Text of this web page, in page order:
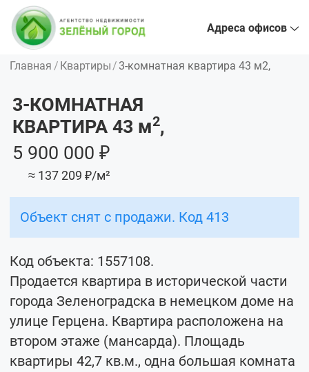
Адреса офисов
Главная Квартиры 3-комнатная квартира 43 м2,
3-КОМНАТНАЯ
КВАРТИРА 43 м2,
5 900 000 ₽
≈ 137 209 ₽/м²
Объект снят с продажи. Код 413
Код объекта: 1557108.
Продается квартира в исторической части
города Зеленоградска в немецком доме на
улице Герцена. Квартира расположена на
втором этаже (мансарда). Площадь
квартиры 42,7 кв.м., одна большая комната